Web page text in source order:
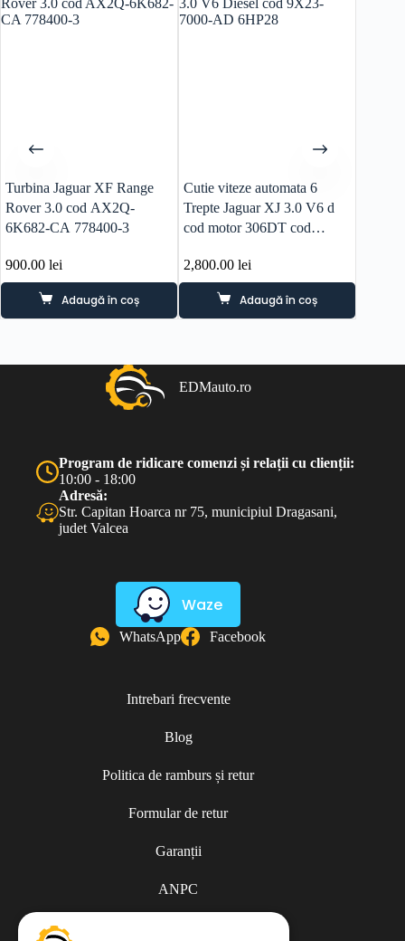
Turbina Jaguar XF Range
Rover 3.0 cod AX2Q-
6K682-CA 778400-3
900.00 lei
Adaugă în coș
Cutie viteze automata 6
Trepte Jaguar XJ 3.0 V6 d
cod motor 306DT cod
2,800.00lei
Adaugă în coș
EDMauto.ro
Program de ridicare comenzi și relații cu clienții:
10:00 - 18:00
Adresă:
Str. Capitan Hoarca nr 75, municipiul Dragasani,
judet Valcea
Waze
WhatsApp Facebook
Intrebari frecvente
Blog
Politica de ramburs și retur
Formular de retur
Garanții
ANPC